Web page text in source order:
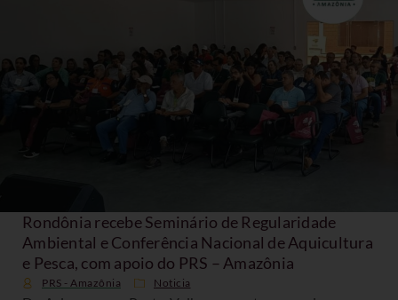
Rondônia recebe Seminário de Regularidade
Ambiental e Conferência Nacional de Aquicultura
e Pesca, com apoio do PRS – Amazônia
PRS - Amazônia Noticia